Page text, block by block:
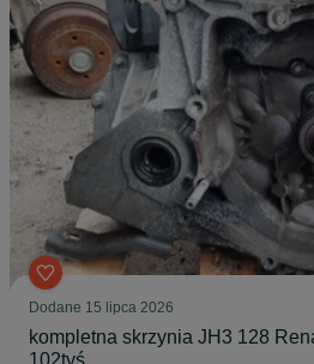
Dodane 15 lipca 2026
kompletna skrzynia JH3 128
102tyś